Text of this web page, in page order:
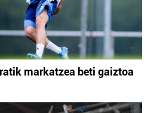
markatzea beti gaiztoa